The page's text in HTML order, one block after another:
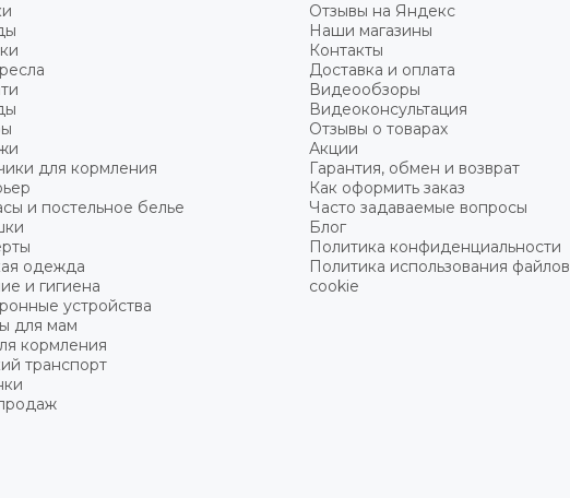
для кормления
и постельное белье
одежда
и гигиена
устройства
для мам
кормления
транспорт
Отзывы на Яндекс
Наши магазины
Контакты
Доставка и оплата
Видеообзоры
Видеоконсультация
Отзывы о товарах
Акции
Гарантия, обмен и возврат
Как оформить заказ
Часто задаваемые вопросы
Блог
Политика конфиденциальности
Политика использования файлов
cookie